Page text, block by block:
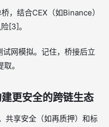
，结合CEX（如Binance）
[3]。
网模拟。记住，桥接后立
。
更安全的跨链生态
共享安全（如再质押）和标